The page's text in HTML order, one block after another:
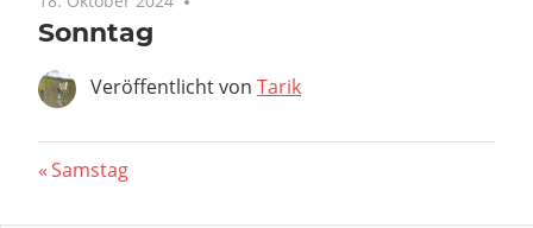
Sonntag
Veröffentlicht von Tarik
Beitragsnavigation
Vorheriger
Samstag